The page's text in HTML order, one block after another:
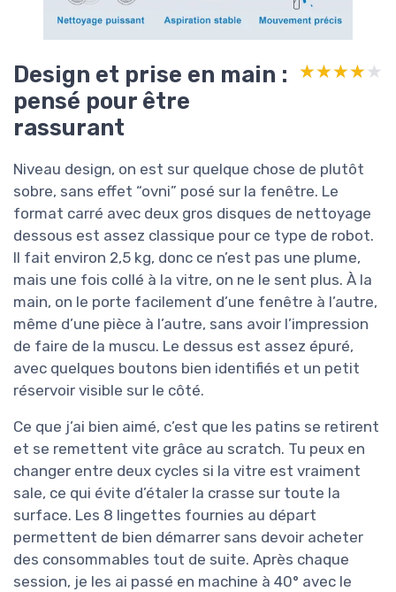
Design et prise en main :
pensé pour être
rassurant
★★★★★
★★★★★
Niveau design, on est sur quelque chose de plutôt
sobre, sans effet “ovni” posé sur la fenêtre. Le
format carré avec deux gros disques de nettoyage
dessous est assez classique pour ce type de robot.
Il fait environ 2,5 kg, donc ce n’est pas une plume,
mais une fois collé à la vitre, on ne le sent plus. À la
main, on le porte facilement d’une fenêtre à l’autre,
même d’une pièce à l’autre, sans avoir l’impression
de faire de la muscu. Le dessus est assez épuré,
avec quelques boutons bien identifiés et un petit
réservoir visible sur le côté.
Ce que j’ai bien aimé, c’est que les patins se retirent
et se remettent vite grâce au scratch. Tu peux en
changer entre deux cycles si la vitre est vraiment
sale, ce qui évite d’étaler la crasse sur toute la
surface. Les 8 lingettes fournies au départ
permettent de bien démarrer sans devoir acheter
des consommables tout de suite. Après chaque
session, je les ai passé en machine à 40° avec le